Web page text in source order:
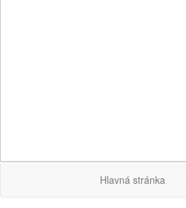
Hlavná stránka